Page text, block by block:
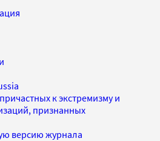
к экстремизму и
признанных
версию журнала